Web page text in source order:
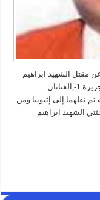
مقتل الشهيد ابراهيم
الحمدي في فيلم الغداء الأخير الذي عرضته قناة الجزيرة 1-,الفتاتان
نقلهما إلى إثيوبيا ومن
الشهيد ابراهيم